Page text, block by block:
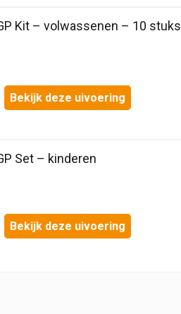
Kit – volwassenen – 10 stuks
Bekijk deze uivoering
Set – kinderen
Bekijk deze uivoering